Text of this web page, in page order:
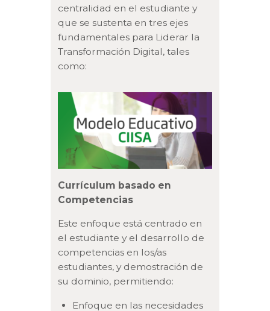
centralidad en el estudiante y
que se sustenta en tres ejes
fundamentales para Liderar la
Transformación Digital, tales
como:
Currículum basado en
Competencias
Este enfoque está centrado en
el estudiante y el desarrollo de
competencias en los/as
estudiantes, y demostración de
su dominio, permitiendo:
Enfoque en las necesidades